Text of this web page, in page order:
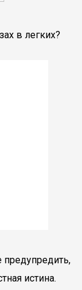
в легких?
предупредить,
истина.